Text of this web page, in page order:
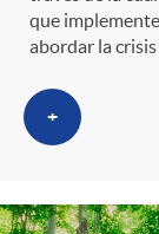
que
abordar la
+